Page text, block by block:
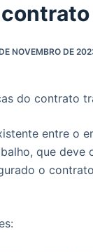
NOVEMBRO DE
do contrato
entre o
que
o